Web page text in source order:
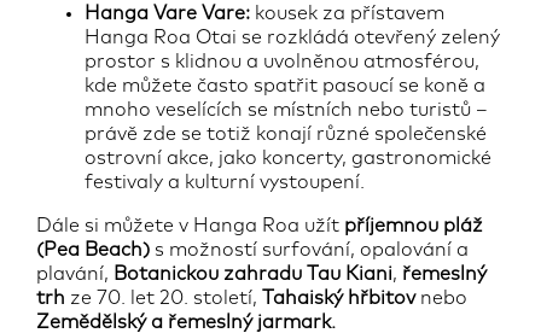
Hanga Vare Vare: kousek za přístavem
Hanga Roa Otai se rozkládá otevřený zelený
prostor s klidnou a uvolněnou atmosférou,
kde můžete často spatřit pasoucí se koně a
mnoho veselících se místních nebo turistů –
právě zde se totiž konají různé společenské
ostrovní akce, jako koncerty, gastronomické
festivaly a kulturní vystoupení.
Dále si můžete v Hanga Roa užít příjemnou pláž
(Pea Beach) s možností surfování, opalování a
plavání, Botanickou zahradu Tau Kiani, řemeslný
trh ze 70. let 20. století, Tahaiský hřbitovnebo
Zemědělský a řemeslný jarmark.